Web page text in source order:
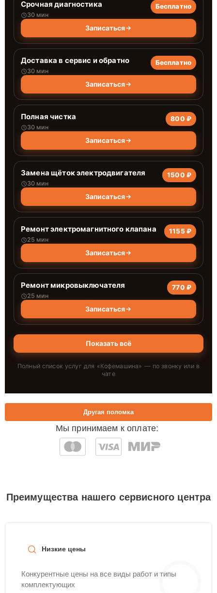
Срочная диагностика
30 мин
Бесплатно
Записаться
Доставка в сервис и обратно
30 мин
Бесплатно
Записаться
Полная чистка
30 мин
800 ₽
Записаться
Замена щёток электродвигателя
30 мин
1500 ₽
Записаться
Ремонт электромагнитного клапана
25 мин
1155 ₽
Записаться
Ремонт микровыключателя
25 мин
770 ₽
Записаться
Показать всё
Полный список услуг для «Кофемашина» — по звонку или в
чате
Мы принимаем к оплате:
Другая поломка
Преимущества нашего сервисного центра
Низкие цены
Конкурентные цены на все виды работ и типы
комплектующих